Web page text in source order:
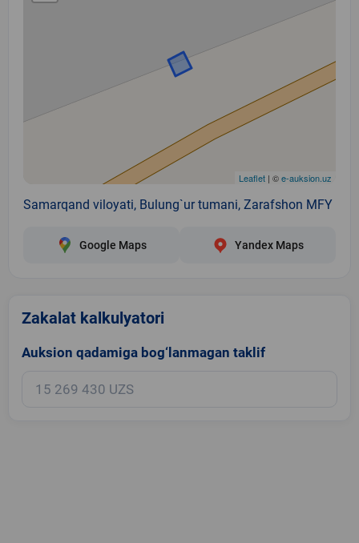
Leaflet | ©e-auksion.uz
Samarqand viloyati, Bulung`ur tumani, Zarafshon MFY
Google Maps Yandex Maps
Zakalat kalkulyatori
Auksion qadamiga bog‘lanmagan taklif